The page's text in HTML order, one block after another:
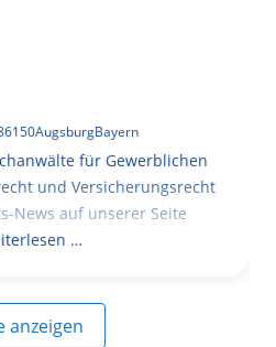
AugsburgBayern
für Gewerblichen
und Versicherungsrecht
News auf unserer Seite
…
anzeigen